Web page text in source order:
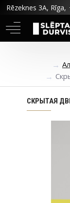
Rēzeknes 3A, Rīga,
СКРЫТАЯ